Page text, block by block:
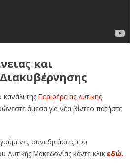
και
κανάλι της Περιφέρειας Δυτικής
άμεσα για νέα βίντεο πατήστε
συνεδριάσεις του
Δυτικής Μακεδονίας κάντε κλικ εδώ.